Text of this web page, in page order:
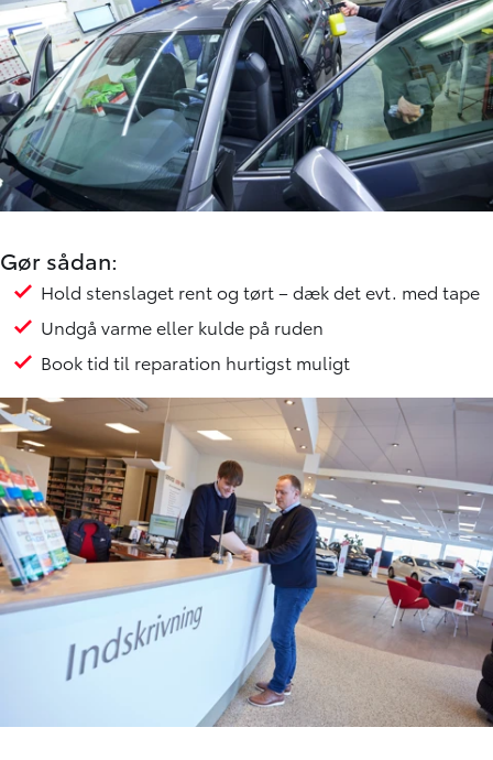
Gør sådan:
Hold stenslaget rent og tørt – dæk det evt. med tape
Undgå varme eller kulde på ruden
Book tid til reparation hurtigst muligt